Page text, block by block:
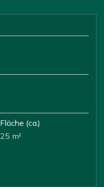
Fläche (ca.)
25 m²